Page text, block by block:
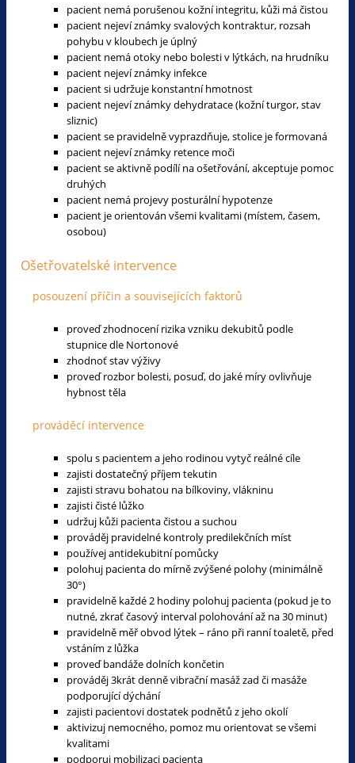
pacient nemá porušenou kožní integritu, kůži má čistou
pacient nejeví známky svalových kontraktur, rozsah
pohybu v kloubech je úplný
pacient nemá otoky nebo bolesti v lýtkách, na hrudníku
pacient nejeví známky infekce
pacient si udržuje konstantní hmotnost
pacient nejeví známky dehydratace (kožní turgor, stav
sliznic)
pacient se pravidelně vyprazdňuje, stolice je formovaná
pacient nejeví známky retence moči
pacient se aktivně podílí na ošetřování, akceptuje pomoc
druhých
pacient nemá projevy posturální hypotenze
pacient je orientován všemi kvalitami (místem, časem,
osobou)
Ošetřovatelské intervence
posouzení příčin a souvisejících faktorů
proveď zhodnocení rizika vzniku dekubitů podle
stupnice dle Nortonové
zhodnoť stav výživy
proveď rozbor bolesti, posuď, do jaké míry ovlivňuje
hybnost těla
prováděcí intervence
spolu s pacientem a jeho rodinou vytyč reálné cíle
zajisti dostatečný příjem tekutin
zajisti stravu bohatou na bílkoviny, vlákninu
zajisti čisté lůžko
udržuj kůži pacienta čistou a suchou
prováděj pravidelné kontroly predilekčních míst
používej antidekubitní pomůcky
polohuj pacienta do mírně zvýšené polohy (minimálně
30°)
pravidelně každé 2 hodiny polohuj pacienta (pokud je to
nutné, zkrať časový interval polohování až na 30 minut)
pravidelně měř obvod lýtek – ráno při ranní toaletě, před
vstáním z lůžka
proveď bandáže dolních končetin
prováděj 3krát denně vibrační masáž zad či masáže
podporující dýchání
zajisti pacientovi dostatek podnětů z jeho okolí
aktivizuj nemocného, pomoz mu orientovat se všemi
kvalitami
podporuj mobilizaci pacienta